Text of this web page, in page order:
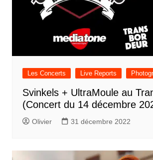
Les Concerts Live Reports
Svinkels + UltraMoule au
(Concert du 14 décembre
Olivier 31 décembre 2022